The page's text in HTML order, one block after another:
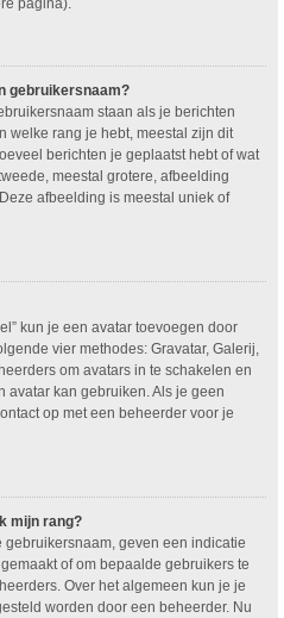
gebruikersnaam?
staan als je berichten
welke rang je hebt, meestal zijn dit
berichten je geplaatst hebt of wat
meestal grotere, afbeelding
afbeelding is meestal uniek of
kun je een avatar toevoegen door
vier methodes: Gravatar, Galerij,
om avatars in te schakelen en
avatar kan gebruiken. Als je geen
op met een beheerder voor je
mijn rang?
geven een indicatie
of om bepaalde gebruikers te
Over het algemeen kun je je
worden door een beheerder. Nu